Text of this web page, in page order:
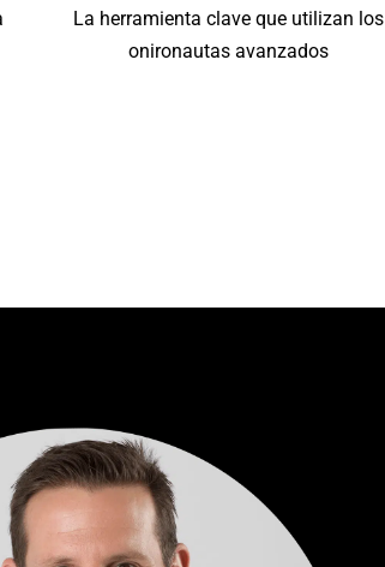
La herramienta clave que utilizan los
onironautas avanzados